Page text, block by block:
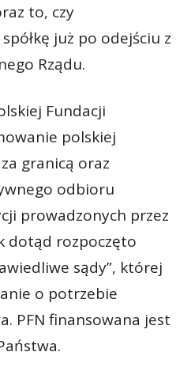
to, czy
już po odejściu z
Rządu.
Fundacji
polskiej
granicą oraz
odbioru
prowadzonych przez
dotąd rozpoczęto
sądy”, której
o potrzebie
PFN finansowana jest